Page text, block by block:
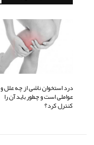
درد استخوان ناشی از چه علل و
عواملی است و چطور باید آن را
کنترل کرد؟